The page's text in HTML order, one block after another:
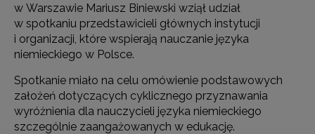
w Warszawie Mariusz Biniewski wziął udział
w spotkaniu przedstawicieli głównych instytucji
i organizacji, które wspierają nauczanie języka
niemieckiego w Polsce.
Spotkanie miało na celu omówienie podstawowych
założeń dotyczących cyklicznego przyznawania
wyróżnienia dla nauczycieli języka niemieckiego
szczególnie zaangażowanych w edukację.